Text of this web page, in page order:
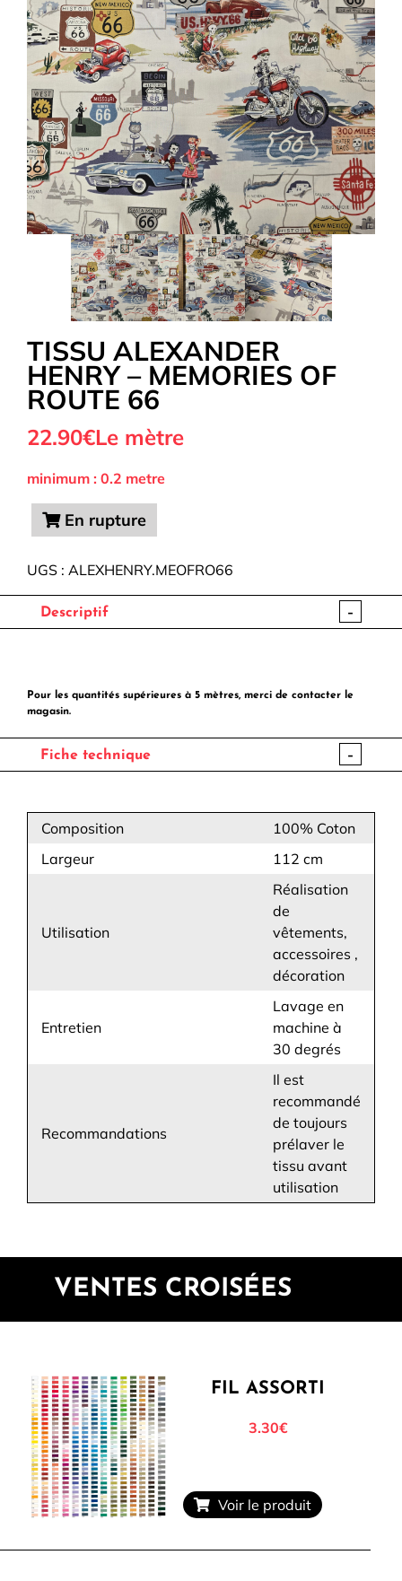
La Mercerie Tous nos Tissus
Autour de la couture OUTLET
Exclusivité WEB
TISSU ALEXANDER
HENRY – MEMORIES OF
ROUTE 66
22.90€Le mètre
minimum : 0.2 metre
En rupture
UGS : ALEXHENRY.MEOFRO66
Descriptif -
Pour les quantités supérieures à 5 mètres, merci de contacter le
magasin.
Fiche technique -
Composition
100% Coton
Largeur
112 cm
Utilisation
Réalisation
de
vêtements,
accessoires ,
décoration
Entretien
Lavage en
machine à
30 degrés
Recommandations
Il est
recommandé
de toujours
prélaver le
tissu avant
utilisation
VENTES CROISÉES
FIL ASSORTI
3.30€
Voir le produit